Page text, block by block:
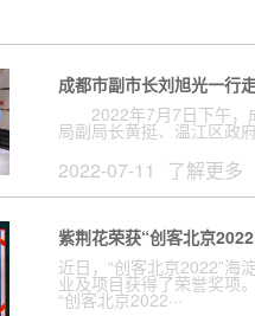
成都市副市长刘旭光一行
2022年7月7日下午，
局副局长黄挺、温江区政府
2022-07-11 了解更多
紫荆花荣获“创客北京
近日，“创客北京2022”海
业及项目获得了荣誉奖项
“创客北京2022···